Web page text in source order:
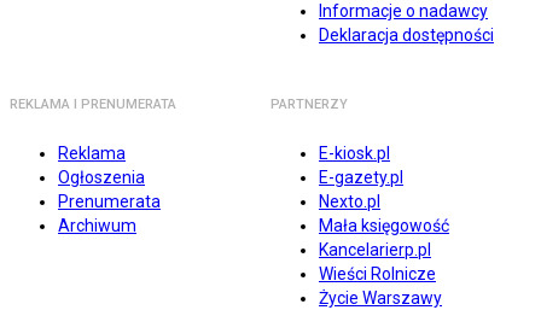
Informacje o nadawcy
Deklaracja dostępności
REKLAMA I PRENUMERATA
Reklama
Ogłoszenia
Prenumerata
Archiwum
PARTNERZY
E-kiosk.pl
E-gazety.pl
Nexto.pl
Mała księgowość
Kancelarierp.pl
Wieści Rolnicze
Życie Warszawy